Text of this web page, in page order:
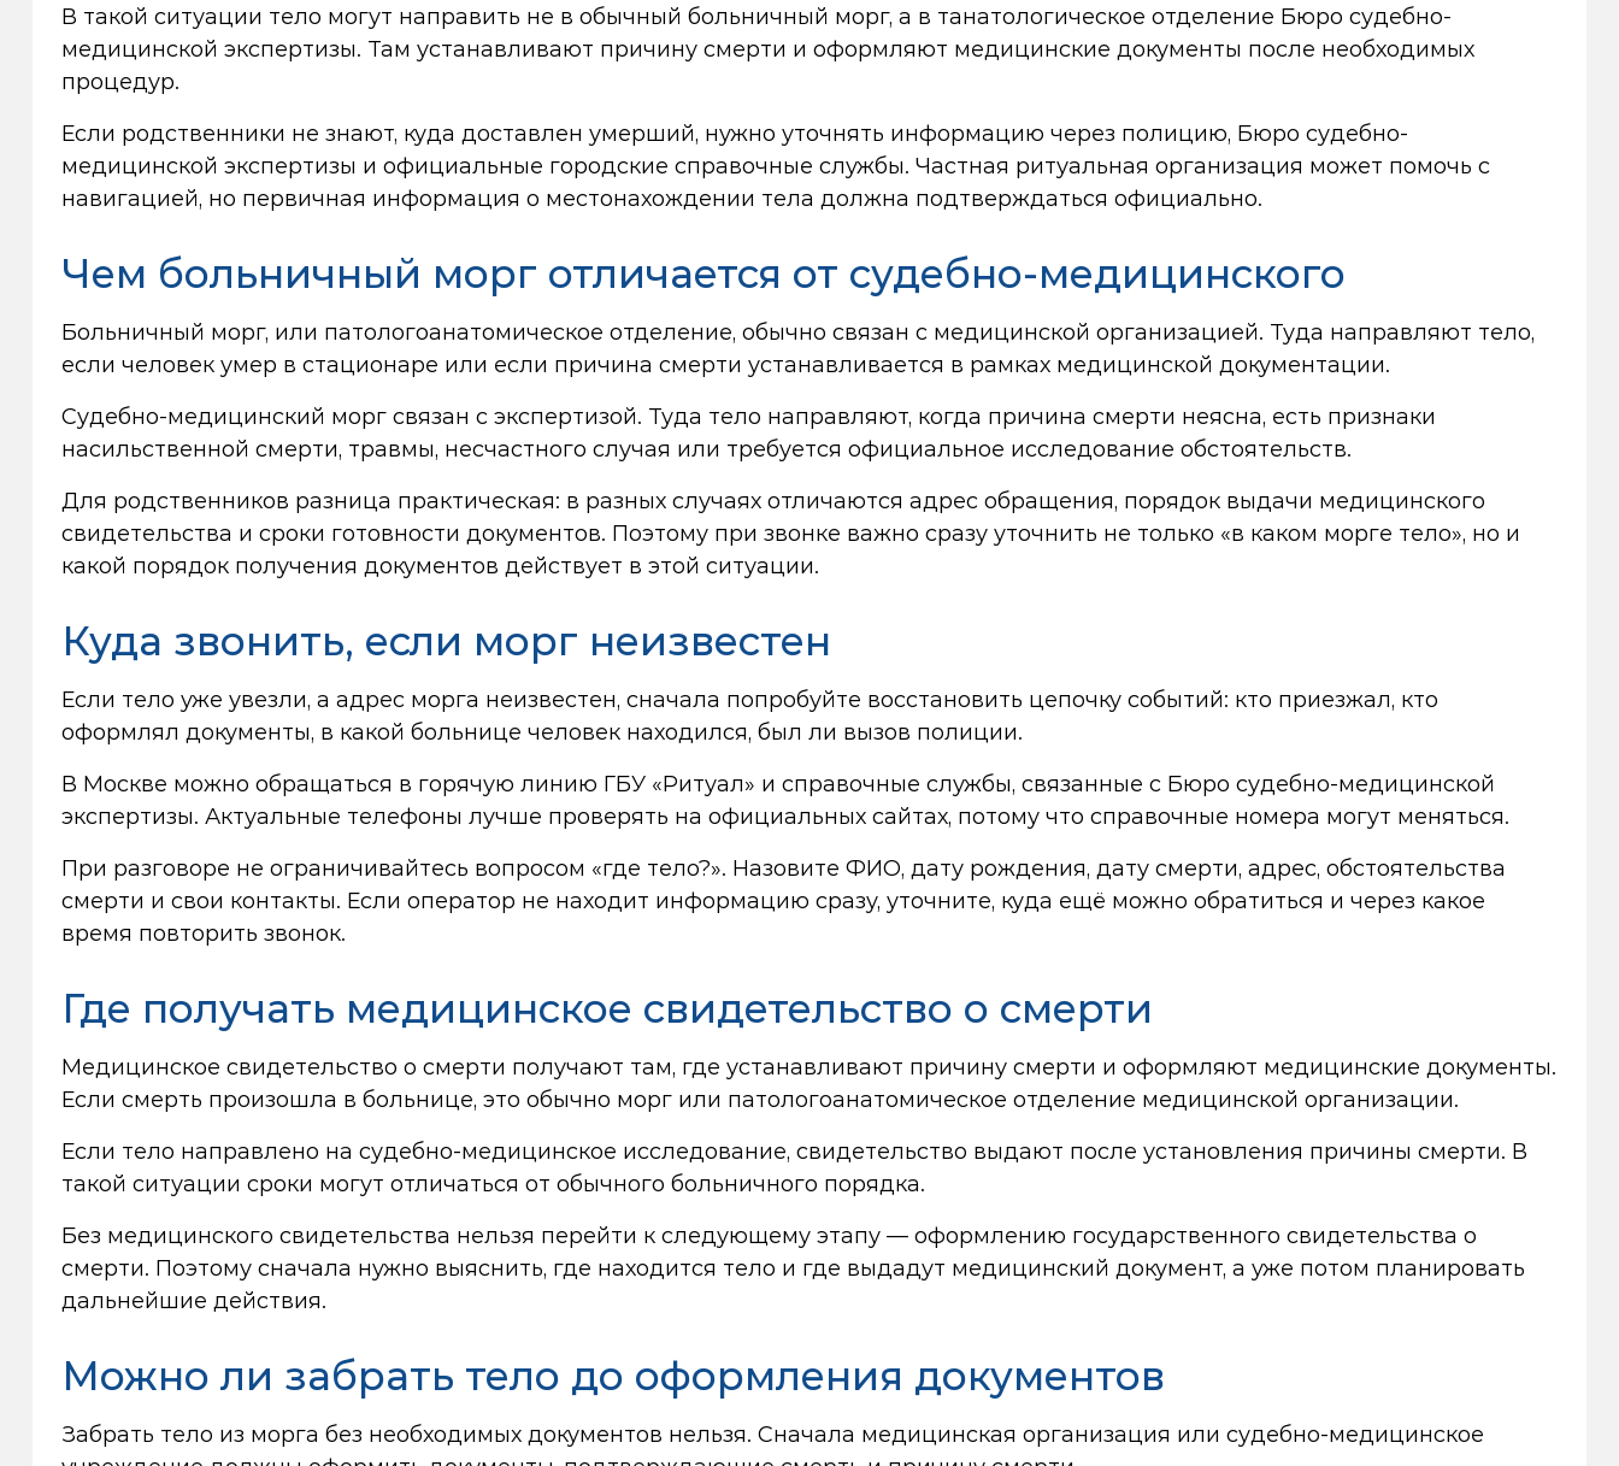
В такой ситуации тело могут направить не в обычный больничный морг, а в танатологическое отделение Бюро судебно-
медицинской экспертизы. Там устанавливают причину смерти и оформляют медицинские документы после необходимых
процедур.
Если родственники не знают, куда доставлен умерший, нужно уточнять информацию через полицию, Бюро судебно-
медицинской экспертизы и официальные городские справочные службы. Частная ритуальная организация может помочь с
навигацией, но первичная информация о местонахождении тела должна подтверждаться официально.
Чем больничный морг отличается от судебно-медицинского
Больничный морг, или патологоанатомическое отделение, обычно связан с медицинской организацией. Туда направляют тело,
если человек умер в стационаре или если причина смерти устанавливается в рамках медицинской документации.
Судебно-медицинский морг связан с экспертизой. Туда тело направляют, когда причина смерти неясна, есть признаки
насильственной смерти, травмы, несчастного случая или требуется официальное исследование обстоятельств.
Для родственников разница практическая: в разных случаях отличаются адрес обращения, порядок выдачи медицинского
свидетельства и сроки готовности документов. Поэтому при звонке важно сразу уточнить не только «в каком морге тело», но и
какой порядок получения документов действует в этой ситуации.
Куда звонить, если морг неизвестен
Если тело уже увезли, а адрес морга неизвестен, сначала попробуйте восстановить цепочку событий: кто приезжал, кто
оформлял документы, в какой больнице человек находился, был ли вызов полиции.
В Москве можно обращаться в горячую линию ГБУ «Ритуал» и справочные службы, связанные с Бюро судебно-медицинской
экспертизы. Актуальные телефоны лучше проверять на официальных сайтах, потому что справочные номера могут меняться.
При разговоре не ограничивайтесь вопросом «где тело?». Назовите ФИО, дату рождения, дату смерти, адрес, обстоятельства
смерти и свои контакты. Если оператор не находит информацию сразу, уточните, куда ещё можно обратиться и через какое
время повторить звонок.
Где получать медицинское свидетельство о смерти
Медицинское свидетельство о смерти получают там, где устанавливают причину смерти и оформляют медицинские документы.
Если смерть произошла в больнице, это обычно морг или патологоанатомическое отделение медицинской организации.
Если тело направлено на судебно-медицинское исследование, свидетельство выдают после установления причины смерти. В
такой ситуации сроки могут отличаться от обычного больничного порядка.
Без медицинского свидетельства нельзя перейти к следующему этапу — оформлению государственного свидетельства о
смерти. Поэтому сначала нужно выяснить, где находится тело и где выдадут медицинский документ, а уже потом планировать
дальнейшие действия.
Можно ли забрать тело до оформления документов
Забрать тело из морга без необходимых документов нельзя. Сначала медицинская организация или судебно-медицинское